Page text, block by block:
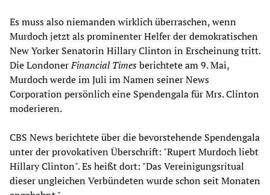
Es muss also niemanden wirklich überraschen, wenn
Murdoch jetzt als prominenter Helfer der demokratischen
New Yorker Senatorin Hillary Clinton in Erscheinung tritt.
Die LondonerFinancial Timesberichtete am 9. Mai,
Murdoch werde im Juli im Namen seiner News
Corporation persönlich eine Spendengala für Mrs. Clinton
moderieren.
CBS News berichtete über die bevorstehende Spendengala
unter der provokativen Überschrift: "Rupert Murdoch liebt
Hillary Clinton". Es heißt dort: "Das Vereinigungsritual
dieser ungleichen Verbündeten wurde schon seit Monaten